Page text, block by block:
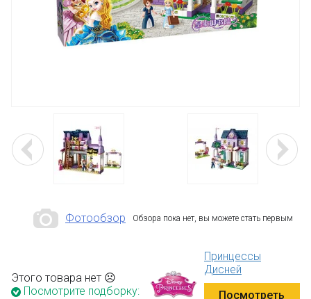
Фотообзор Обзора пока нет, вы можете стать первым
Этого товара нет ☹
Посмотрите подборку:
Принцессы
Дисней
Посмотреть